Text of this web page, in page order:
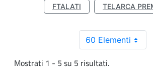
FTALATI
TELARCA
60 Elementi
Mostrati 1 - 5 su 5 risultati.